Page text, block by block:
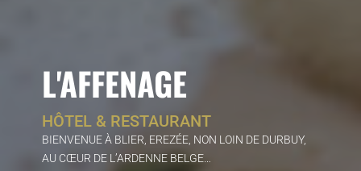
L'AFFENAGE
HÔTEL & RESTAURANT
BIENVENUE À BLIER, EREZÉE, NON LOIN DE DURBUY,
AU CŒUR DE L’ARDENNE BELGE…